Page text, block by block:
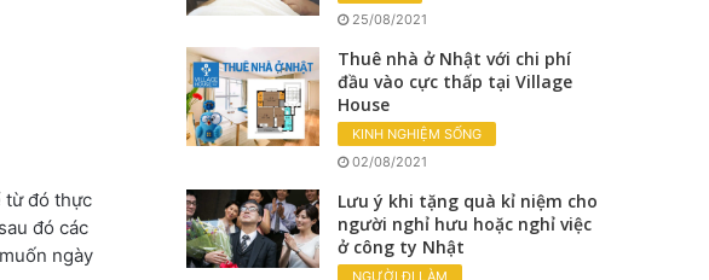
từ đó thực
đó các
ngày
25/08/2021
Thuê nhà ở Nhật với chi phí
đầu vào cực thấp tại Village
House
KINH NGHIỆM SỐNG
02/08/2021
Lưu ý khi tặng quà kỉ niệm cho
người nghỉ hưu hoặc nghỉ việc
ở công ty Nhật
NGƯỜI ĐI LÀM